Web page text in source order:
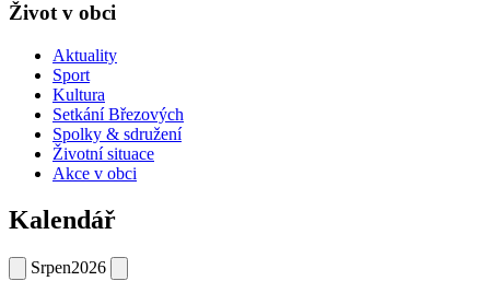
Život v obci
Aktuality
Sport
Kultura
Setkání Březových
Spolky & sdružení
Životní situace
Akce v obci
Kalendář
Srpen2026